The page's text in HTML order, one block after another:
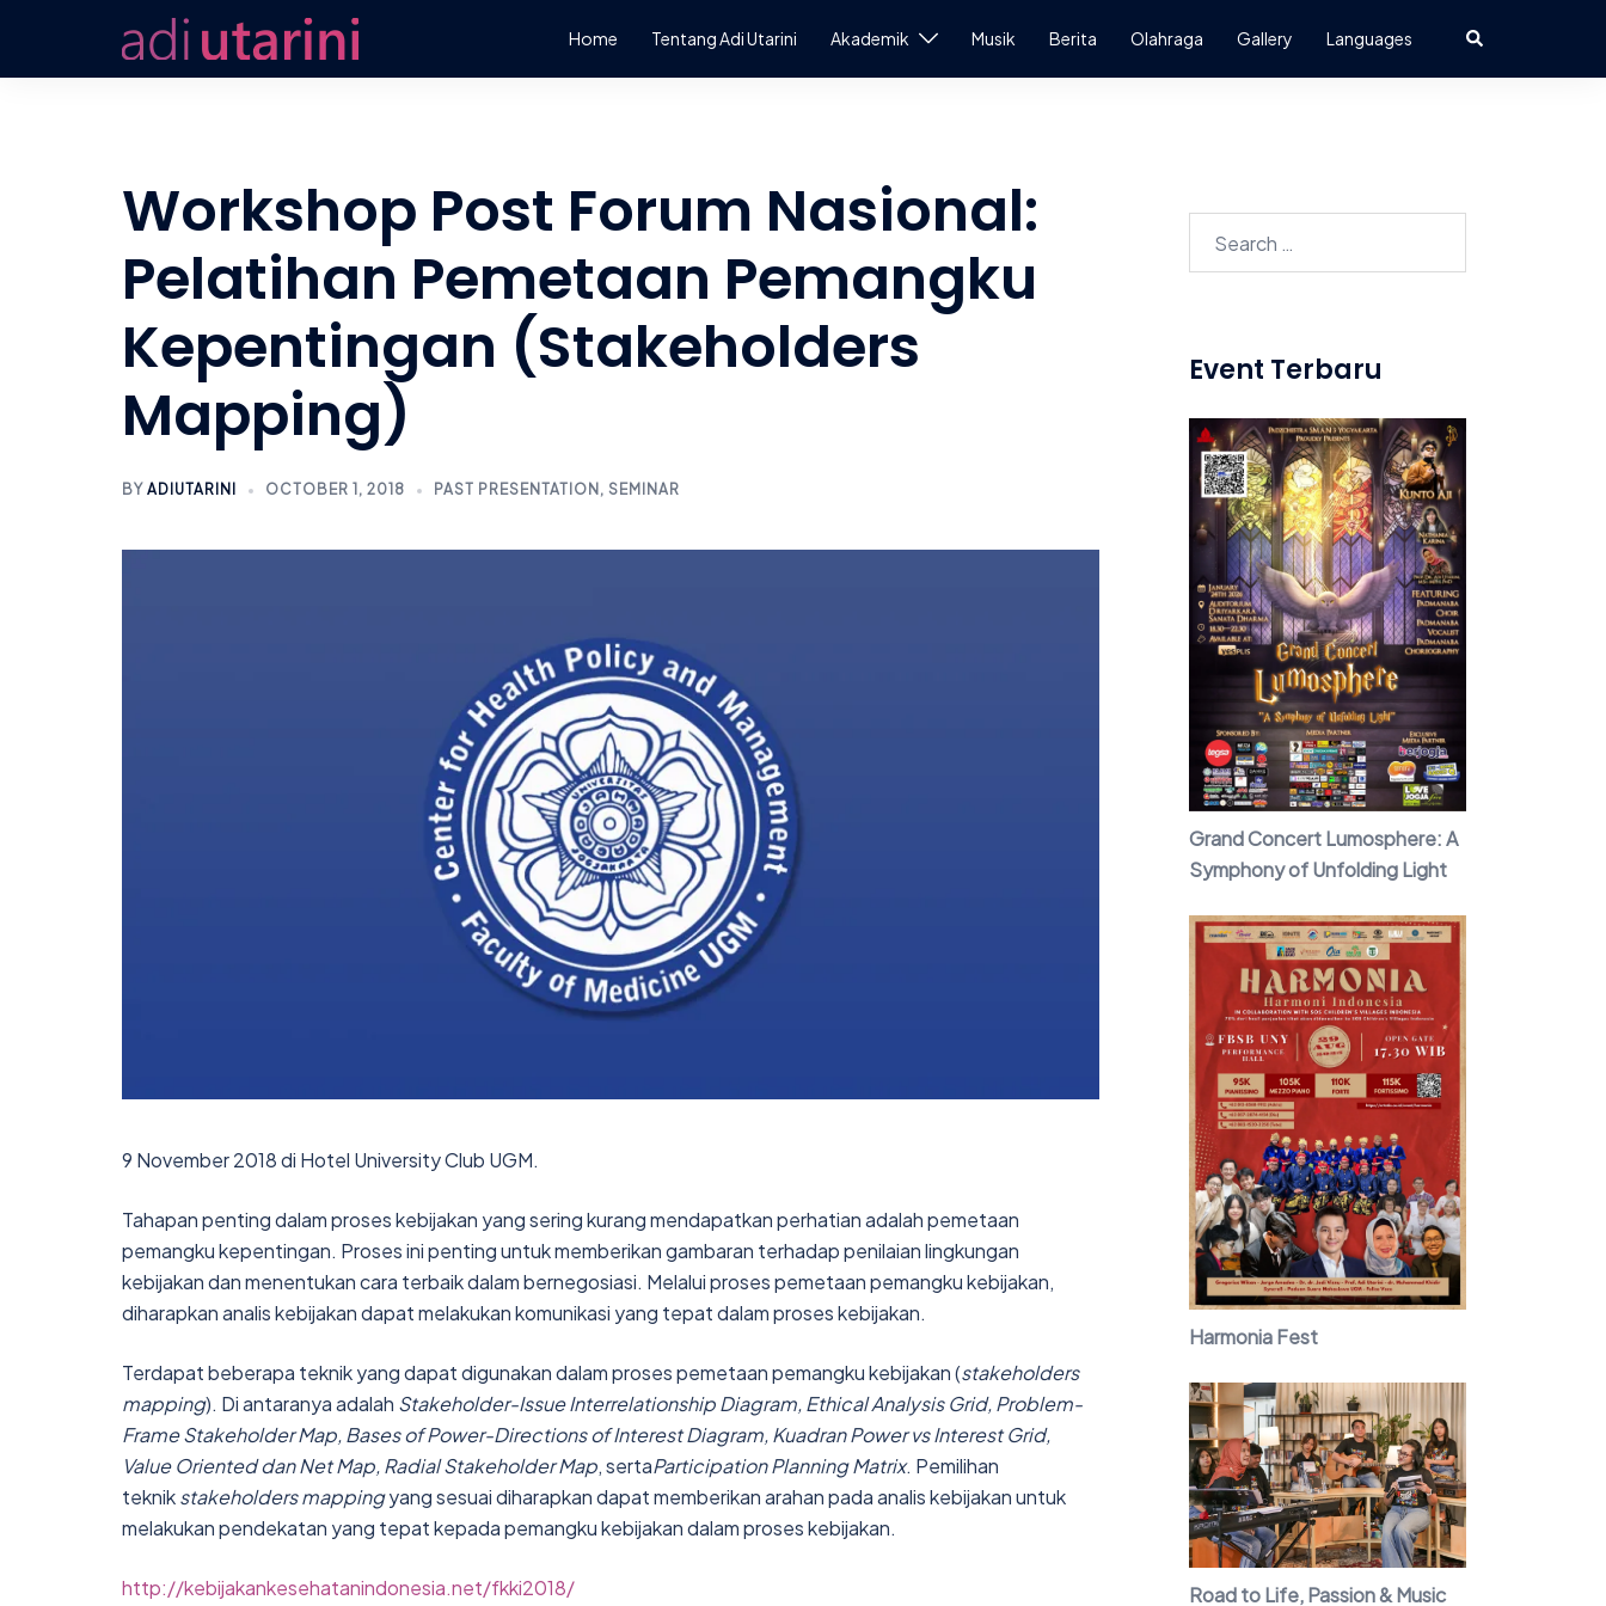
content
Home Tentang Adi Utarini Akademik Musik Berita Olahraga Gallery Languages Search
Workshop Post Forum Nasional:
Pelatihan Pemetaan Pemangku
Kepentingan (Stakeholders
Mapping)
BY ADIUTARINI OCTOBER 1, 2018 PAST PRESENTATION , SEMINAR
9 November 2018 di Hotel University Club UGM.
Tahapan penting dalam proses kebijakan yang sering kurang mendapatkan perhatian adalah pemetaan
pemangku kepentingan. Proses ini penting untuk memberikan gambaran terhadap penilaian lingkungan
kebijakan dan menentukan cara terbaik dalam bernegosiasi. Melalui proses pemetaan pemangku kebijakan,
diharapkan analis kebijakan dapat melakukan komunikasi yang tepat dalam proses kebijakan.
Terdapat beberapa teknik yang dapat digunakan dalam proses pemetaan pemangku kebijakan (stakeholders
mapping). Di antaranya adalah Stakeholder-Issue Interrelationship Diagram, Ethical Analysis Grid, Problem-
Frame Stakeholder Map, Bases of Power-Directions of Interest Diagram, Kuadran Power vs Interest Grid,
Value Oriented dan Net Map, Radial Stakeholder Map, sertaParticipation Planning Matrix. Pemilihan
teknikstakeholders mappingyang sesuai diharapkan dapat memberikan arahan pada analis kebijakan untuk
melakukan pendekatan yang tepat kepada pemangku kebijakan dalam proses kebijakan.
http://kebijakankesehatanindonesia.net/fkki2018/
for:
Event Terbaru
Grand Concert Lumosphere: A
Symphony of Unfolding Light
Harmonia Fest
Road to Life, Passion & Music